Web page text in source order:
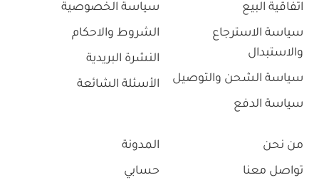
اتفاقية البيع
سياسة الاسترجاع
والاستبدال
سياسة الشحن والتوصيل
سياسة الدفع
سياسة الخصوصية
الشروط والاحكام
النشرة البريدية
الأسئلة الشائعة
من نحن
تواصل معنا
المدونة
حسابي